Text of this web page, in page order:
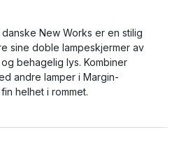
New Works er en stilig
sine doble lampeskjermer av
behagelig lys. Kombiner
andre lamper i Margin-
helhet i rommet.